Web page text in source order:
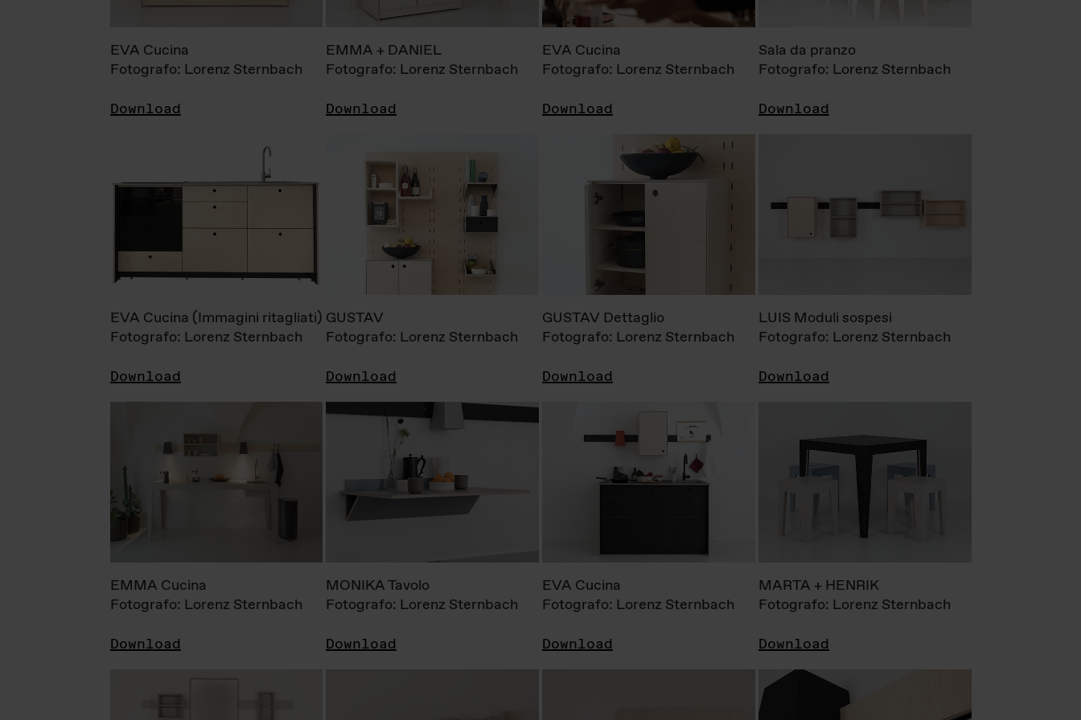
EVA Cucina
Fotografo: Lorenz Sternbach
Download
EMMA + DANIEL
Fotografo: Lorenz Sternbach
Download
EVA Cucina
Fotografo: Lorenz Sternbach
Download
Sala da pranzo
Fotografo: Lorenz Sternbach
Download
EVA Cucina (Immagini ritagliati)
Fotografo: Lorenz Sternbach
Download
GUSTAV
Fotografo: Lorenz Sternbach
Download
GUSTAV Dettaglio
Fotografo: Lorenz Sternbach
Download
LUIS Moduli sospesi
Fotografo: Lorenz Sternbach
Download
EMMA Cucina
Fotografo: Lorenz Sternbach
Download
MONIKA Tavolo
Fotografo: Lorenz Sternbach
Download
EVA Cucina
Fotografo: Lorenz Sternbach
Download
MARTA + HENRIK
Fotografo: Lorenz Sternbach
Download